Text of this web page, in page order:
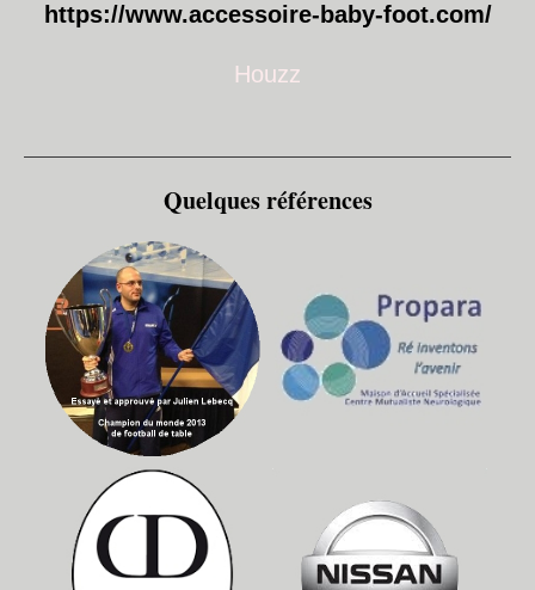
https://www.accessoire-baby-foot.com/
Houzz
Quelques références